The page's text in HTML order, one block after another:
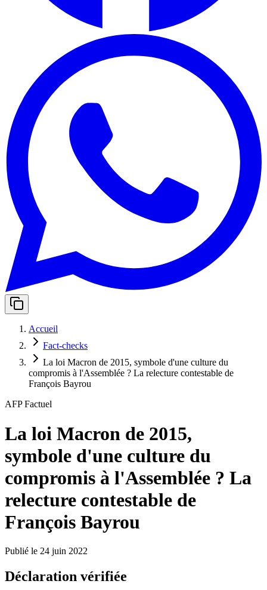
Accueil
Fact-checks
La loi Macron de 2015, symbole d'une culture du
compromis à l'Assemblée ? La relecture contestable de
François Bayrou
AFP Factuel
La loi Macron de 2015,
symbole d'une culture du
compromis à l'Assemblée ? La
relecture contestable de
François Bayrou
Publié le 24 juin 2022
Déclaration vérifiée